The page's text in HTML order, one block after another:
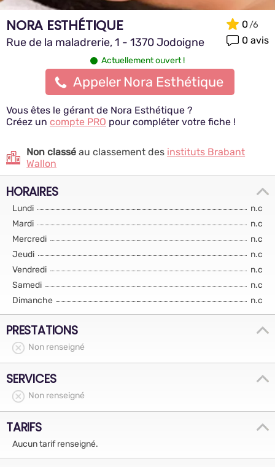
NORA ESTHÉTIQUE
Rue de la maladrerie, 1 - 1370 Jodoigne
0
0 avis
Actuellement ouvert !
Appeler Nora Esthétique
Vous êtes le gérant de Nora Esthétique ?
Créez un compte PRO pour compléter votre fiche !
Non classé au classement des instituts Brabant
Wallon
HORAIRES
Lundi
n.c
Mardi
n.c
Mercredi
n.c
Jeudi
n.c
Vendredi
n.c
Samedi
n.c
Dimanche
n.c
PRESTATIONS
Non renseigné
SERVICES
Non renseigné
TARIFS
Aucun tarif renseigné.